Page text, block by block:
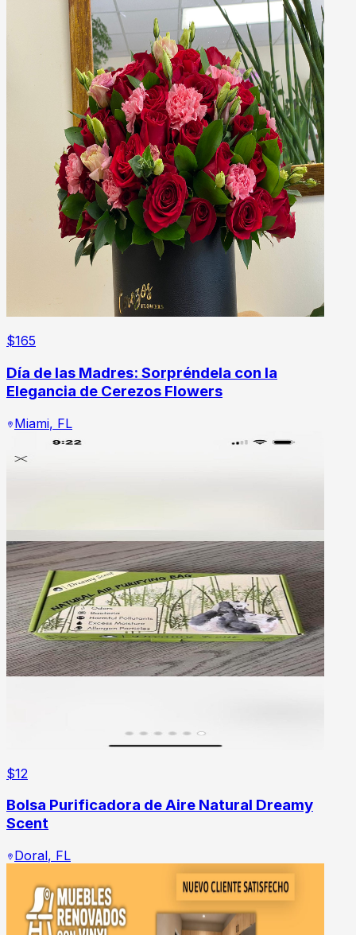
$165
Día de las Madres: Sorpréndela con la
Elegancia de Cerezos Flowers
Miami, FL
$12
Bolsa Purificadora de Aire Natural Dreamy
Scent
Doral, FL